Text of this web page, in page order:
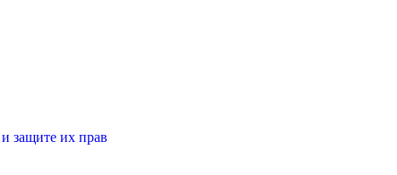
защите их прав